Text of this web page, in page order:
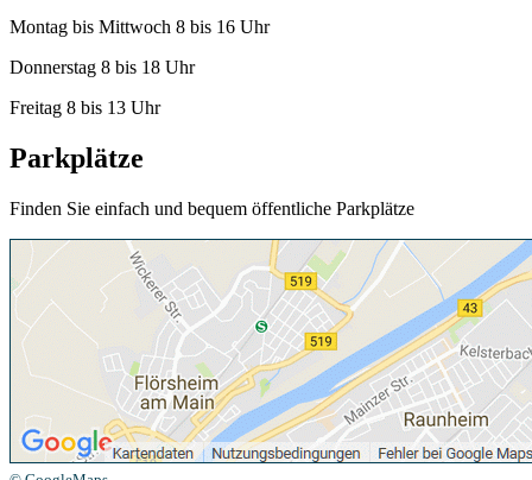
Montag bis Mittwoch 8 bis 16 Uhr
Donnerstag 8 bis 18 Uhr
Freitag 8 bis 13 Uhr
Parkplätze
Finden Sie einfach und bequem öffentliche Parkplätze